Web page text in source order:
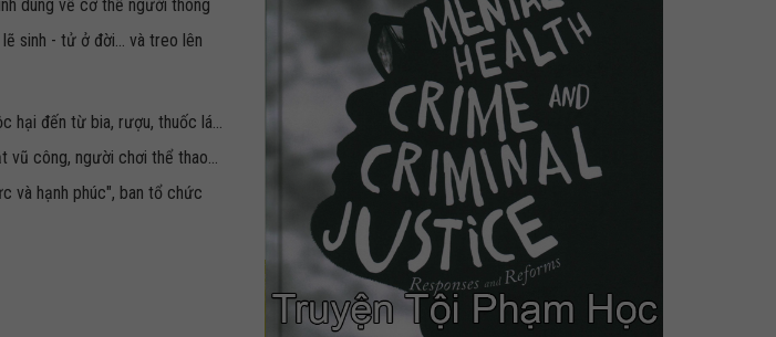
dung về cơ thể người thông
sinh - tử ở đời... và treo lên
hại đến từ bia, rượu, thuốc lá...
vũ công, người chơi thể thao...
và hạnh phúc", ban tổ chức